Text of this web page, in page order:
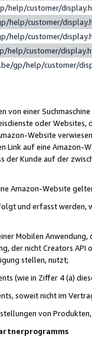
help/customer/
help/customer/
help/customer/
help/customer/
gp/help/customer/
von einer
oder Websites,
Website
Link auf eine
der Kunde auf der
Amazon-Website
und erfasst werden,
Mobilen
der nicht Creators
stellen, nutzt;
(wie in Ziffer 4 (a)
soweit nicht im
von